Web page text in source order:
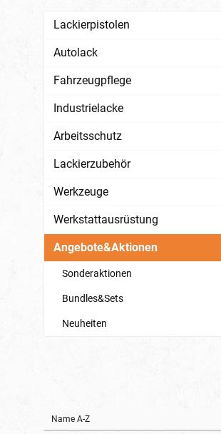
Lackierpistolen
Autolack
Fahrzeugpflege
Industrielacke
Arbeitsschutz
Lackierzubehör
Werkzeuge
Werkstattausrüstung
Angebote&Aktionen
Sonderaktionen
Bundles&Sets
Neuheiten